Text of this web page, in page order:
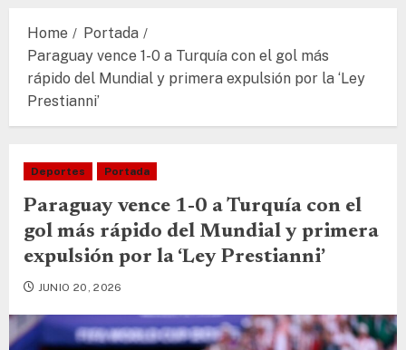
Home
Portada
Paraguay vence 1-0 a Turquía con el gol más
rápido del Mundial y primera expulsión por la ‘Ley
Prestianni’
Deportes Portada
Paraguay vence 1-0 a Turquía con el
gol más rápido del Mundial y primera
expulsión por la ‘Ley Prestianni’
JUNIO 20, 2026